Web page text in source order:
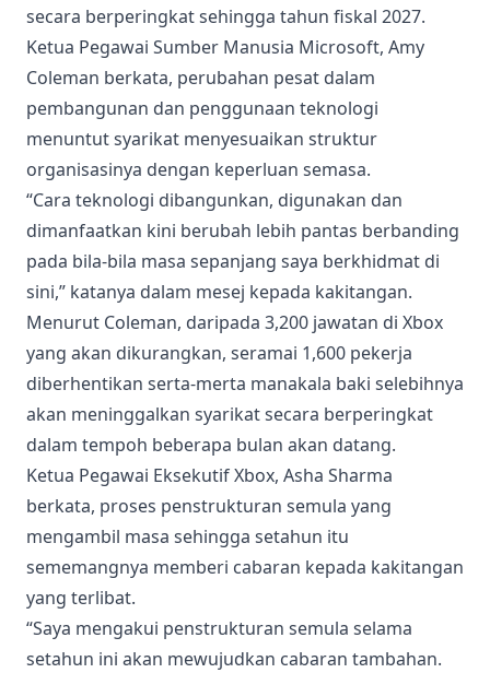
secara berperingkat sehingga tahun fiskal 2027.
Ketua Pegawai Sumber Manusia Microsoft, Amy
Coleman berkata, perubahan pesat dalam
pembangunan dan penggunaan teknologi
menuntut syarikat menyesuaikan struktur
organisasinya dengan keperluan semasa.
“Cara teknologi dibangunkan, digunakan dan
dimanfaatkan kini berubah lebih pantas berbanding
pada bila-bila masa sepanjang saya berkhidmat di
sini,” katanya dalam mesej kepada kakitangan.
Menurut Coleman, daripada 3,200 jawatan di Xbox
yang akan dikurangkan, seramai 1,600 pekerja
diberhentikan serta-merta manakala baki selebihnya
akan meninggalkan syarikat secara berperingkat
dalam tempoh beberapa bulan akan datang.
Ketua Pegawai Eksekutif Xbox, Asha Sharma
berkata, proses penstrukturan semula yang
mengambil masa sehingga setahun itu
sememangnya memberi cabaran kepada kakitangan
yang terlibat.
“Saya mengakui penstrukturan semula selama
setahun ini akan mewujudkan cabaran tambahan.